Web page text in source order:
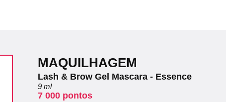
MAQUILHAGEM
Lash & Brow Gel Mascara - Essence
9 ml
7 000 pontos